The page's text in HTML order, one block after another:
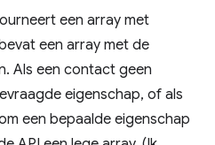
een array met
een array met de
Als een contact geen
eigenschap, of als
een ​​bepaalde eigenschap